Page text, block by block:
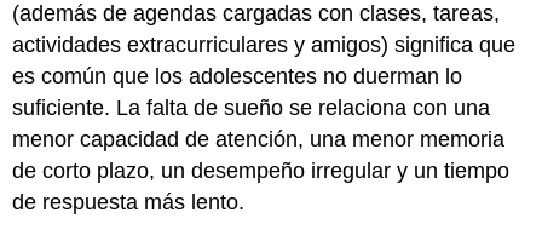
(además de agendas cargadas con clases, tareas,
actividades extracurriculares y amigos) significa que
es común que los adolescentes no duerman lo
suficiente. La falta de sueño se relaciona con una
menor capacidad de atención, una menor memoria
de corto plazo, un desempeño irregular y un tiempo
de respuesta más lento.